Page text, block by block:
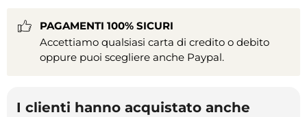
PAGAMENTI 100% SICURI
Accettiamo qualsiasi carta di credito o debito
oppure puoi scegliere anche Paypal.
I clienti hanno acquistato anche